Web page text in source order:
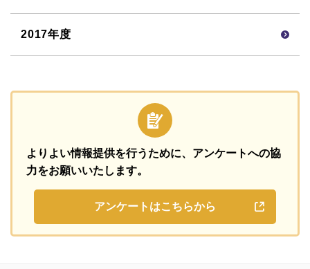
2017年度
よりよい情報提供を行うために、 アンケートへの協
力をお願いいたします。
アンケートはこちらから